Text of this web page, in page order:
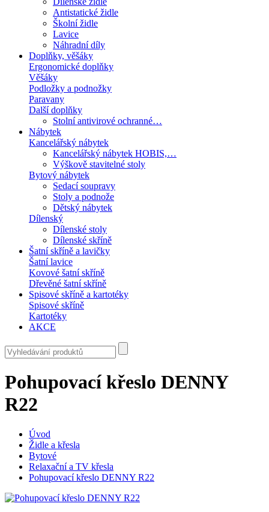
Antistatické židle
Školní židle
Lavice
Náhradní díly
Doplňky, věšáky
Ergonomické doplňky
Věšáky
Podložky a podnožky
Paravany
Další doplňky
Stolní antivirové ochranné…
Nábytek
Kancelářský nábytek
Kancelářský nábytek HOBIS,…
Výškově stavitelné stoly
Bytový nábytek
Sedací soupravy
Stoly a podnože
Dětský nábytek
Dílenský
Dílenské stoly
Dílenské skříně
Šatní skříně a lavičky
Šatní lavice
Kovové šatní skříně
Dřevěné šatní skříně
Spisové skříně a kartotéky
Spisové skříně
Kartotéky
AKCE
Pohupovací křeslo DENNY
R22
Úvod
Židle a křesla
Bytové
Relaxační a TV křesla
Pohupovací křeslo DENNY R22